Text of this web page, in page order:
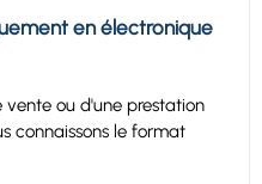
en électronique
vente ou d'une prestation
connaissons le format